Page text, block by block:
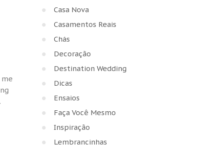
Casa Nova
Casamentos Reais
Chás
Decoração
Destination Wedding
Dicas
Ensaios
Faça Você Mesmo
Inspiração
Lembrancinhas